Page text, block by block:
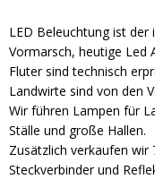
LED Beleuchtung ist
Vormarsch, heutige Led
Fluter sind technisch
Landwirte sind von den
Wir führen Lampen für
Ställe und große Hallen.
Zusätzlich verkaufen wir
Steckverbinder und